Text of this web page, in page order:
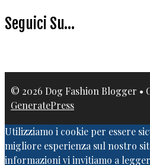
Seguici Su…
© 2026 Dog Fashion Blogger •
GeneratePress
Utilizziamo i cookie per essere
migliore esperienza sul nostro
informazioni vi invitiamo a